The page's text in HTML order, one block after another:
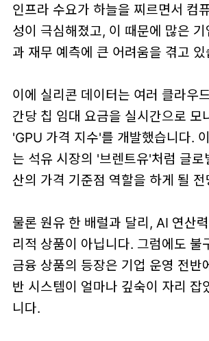
인프라 수요가 하늘을 찌르면서 컴
성이 극심해졌고, 이 때문에 많은 기
과 재무 예측에 큰 어려움을 겪고 있
이에 실리콘 데이터는 여러 클라우
간당 칩 임대 요금을 실시간으로 모
'GPU 가격 지수'를 개발했습니다.
는 석유 시장의 '브렌트유'처럼 글
산의 가격 기준점 역할을 하게 될 전
물론 원유 한 배럴과 달리, AI 연산
리적 상품이 아닙니다. 그럼에도 불
금융 상품의 등장은 기업 운영 전반
반 시스템이 얼마나 깊숙이 자리 잡
니다.